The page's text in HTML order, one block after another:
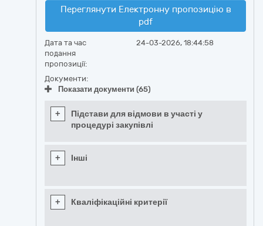
Переглянути Електронну пропозицію в
pdf
Дата та час
подання
пропозиції:
24-03-2026, 18:44:58
Документи:
Показати документи (65)
+
Підстави для відмови в участі у
процедурі закупівлі
+ Інші
+ Кваліфікаційні критерії